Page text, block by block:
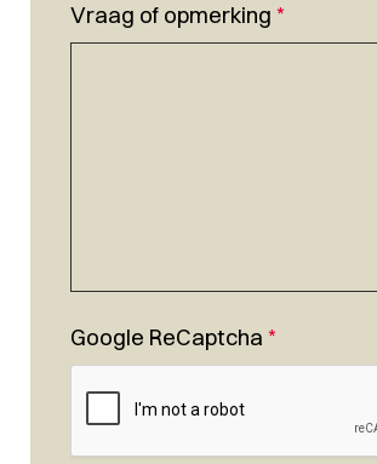
Vraag of opmerking *
Google ReCaptcha *